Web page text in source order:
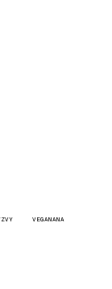
VEGANANA